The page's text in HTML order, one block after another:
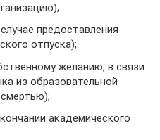
предоставления
отпуска);
желанию, в связи
из образовательной
академического